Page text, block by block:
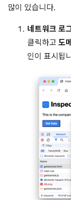
많이 있습니다.
네트워크 로
클릭하고 도
인이 표시됩